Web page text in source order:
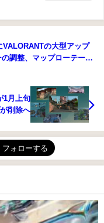
VALORANTの大型アップ
調整、マップローテーシ
1月上旬
削除へ